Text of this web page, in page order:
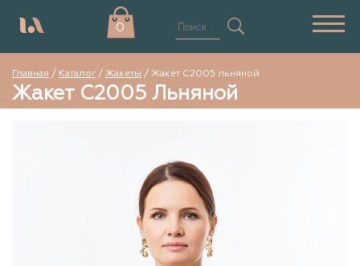
0
Главная / Каталог/ Жакеты / Жакет С2005 льняной
Жакет С2005 Льняной